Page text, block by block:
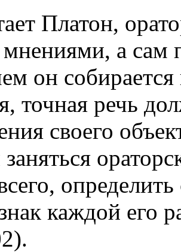
Платон,
а сам
он
точная речь
своего
каждой его